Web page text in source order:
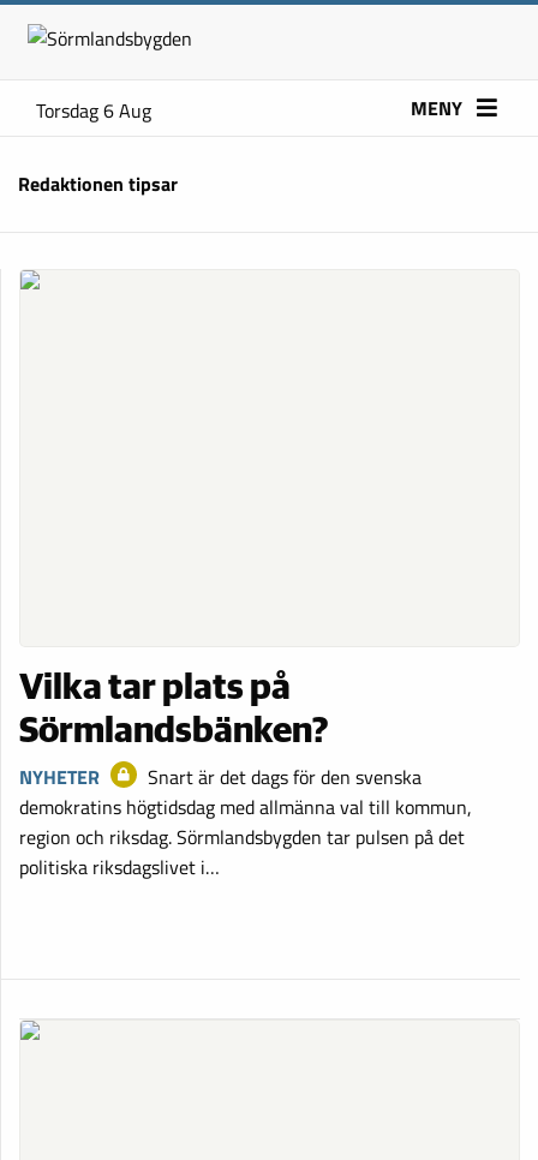
Torsdag 6 Aug MENY
Redaktionen tipsar
Vilka tar plats på
Sörmlandsbänken?
NYHETER
Snart är det dags för den svenska
demokratins högtidsdag med allmänna val till kommun,
region och riksdag. Sörmlandsbygden tar pulsen på det
politiska riksdagslivet i…